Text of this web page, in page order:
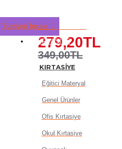
Tümünü İncele
KIRTASIYE
KIRTASIYE
Eğitici Materyal
Genel Ürünler
Ofis Kırtasiye
Okul Kırtasiye
adet
279,20TL
349,00TL
SEPETE EKLE